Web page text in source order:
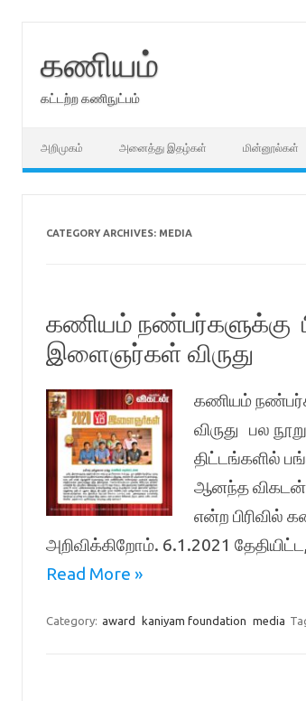
கணியம்
கட்டற்ற கணிநுட்பம்
அறிமுகம் அனைத்து இதழ்கள் மின்னூல்கள்
CATEGORY ARCHIVES: MEDIA
கணியம் நண்பர்களுக்கு
இளைஞர்கள் விருது
கணியம்
விருது பல
திட்டங்களில்
ஆனந்த விகடன்
என்ற பிரிவில்
அறிவிக்கிறோம். 6.1.2021
Read More »
Category: award kaniyam foundation media